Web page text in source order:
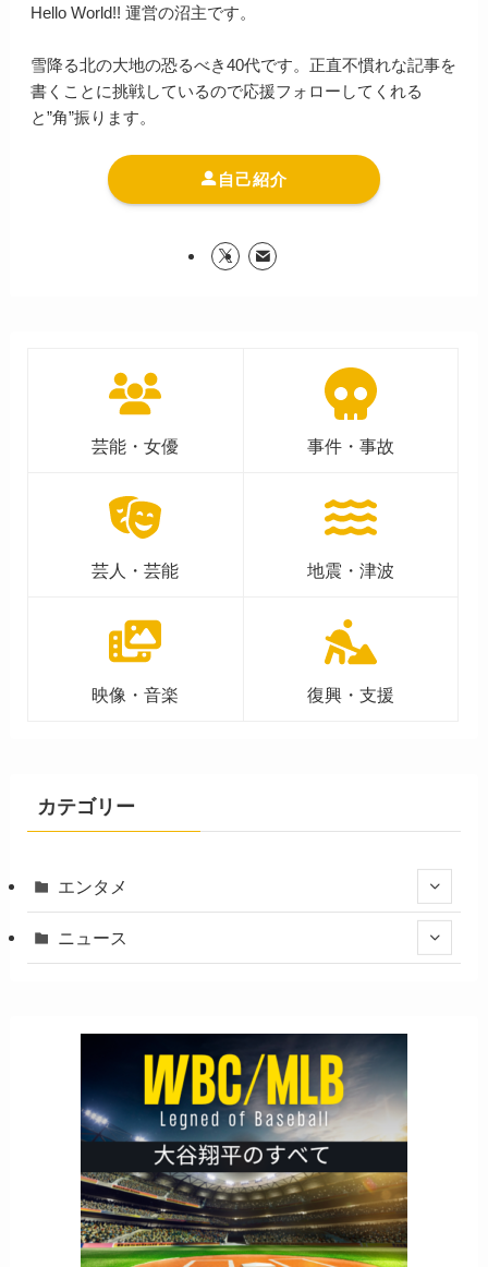
Hello World!! 運営の沼主です。
雪降る北の大地の恐るべき40代です。正直不慣れな記事を
書くことに挑戦しているので応援フォローしてくれる
と”角”振ります。
自己紹介
芸能・女優 事件・事故
芸人・芸能 地震・津波
映像・音楽 復興・支援
カテゴリー
エンタメ
ニュース